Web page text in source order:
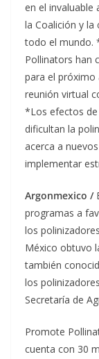
en el invaluable
la Coalición y la
todo el mundo.
Pollinators han
para el próximo
reunión virtual
*Los efectos de
dificultan la
acerca a
implementar
Argonmexico /
programas a
los
México obtuvo
también
los
Secretaría de
Promote
cuenta con 30